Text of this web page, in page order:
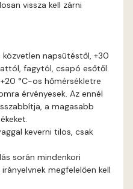
A
B
A
A
vissza kell zárni
napsütéstől, +30
fagytól, csapó esőtől.
°C-os hőmérsékletre
érvényesek. Az ennél
a magasabb
keverni tilos, csak
során mindenkori
megfelelően kell